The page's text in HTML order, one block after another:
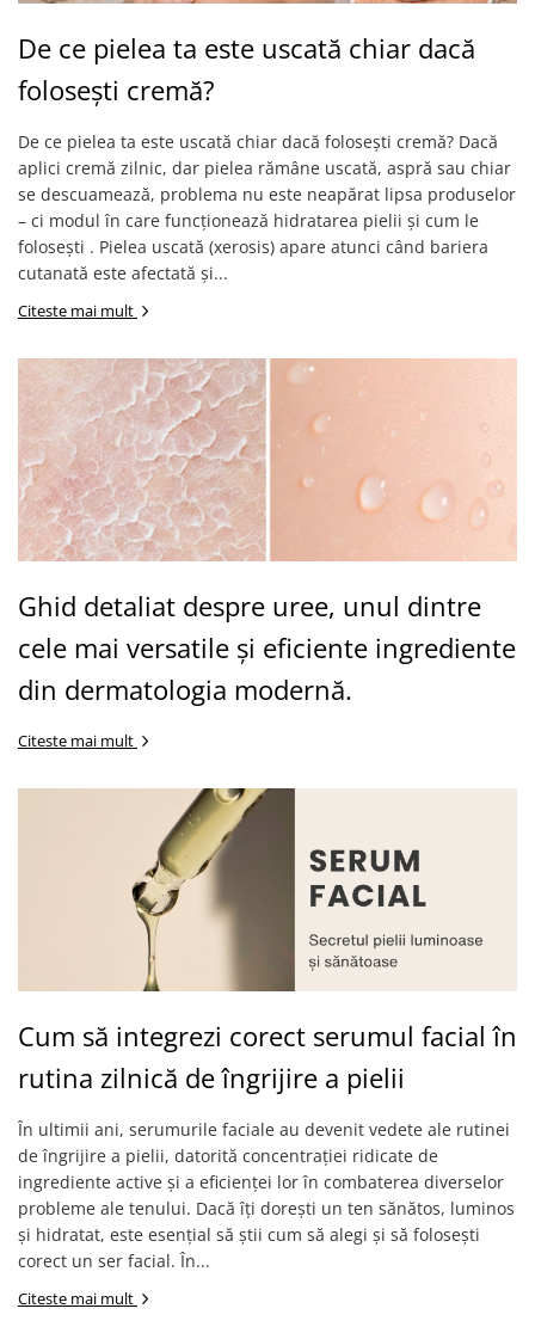
De ce pielea ta este uscată chiar dacă
folosești cremă?
De ce pielea ta este uscată chiar dacă folosești cremă? Dacă
aplici cremă zilnic, dar pielea rămâne uscată, aspră sau chiar
se descuamează, problema nu este neapărat lipsa produselor
– ci modul în care funcționează hidratarea pielii și cum le
folosești . Pielea uscată (xerosis) apare atunci când bariera
cutanată este afectată și...
Citeste mai mult
Ghid detaliat despre uree, unul dintre
cele mai versatile și eficiente ingrediente
din dermatologia modernă.
Citeste mai mult
Cum să integrezi corect serumul facial în
rutina zilnică de îngrijire a pielii
În ultimii ani, serumurile faciale au devenit vedete ale rutinei
de îngrijire a pielii, datorită concentrației ridicate de
ingrediente active și a eficienței lor în combaterea diverselor
probleme ale tenului. Dacă îți dorești un ten sănătos, luminos
și hidratat, este esențial să știi cum să alegi și să folosești
corect un ser facial. În...
Citeste mai mult